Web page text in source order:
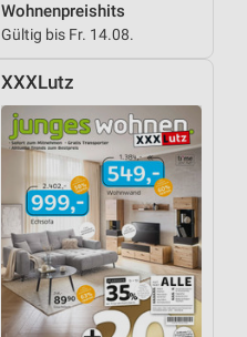
Wohnenpreishits
Gültig bis Fr. 14.08.
XXXLutz